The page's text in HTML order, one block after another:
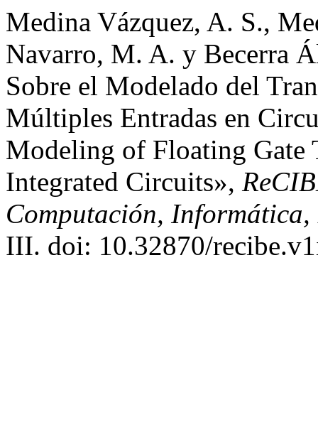
Medina Vázquez, A. S.,
Navarro, M. A. y Becerra
Sobre el Modelado del
Múltiples Entradas en
Modeling of Floating Gate
Integrated Circuits»,
Computación,
III. doi: 10.32870/